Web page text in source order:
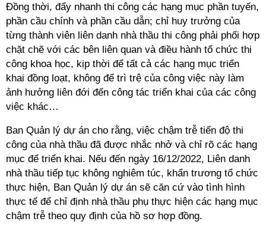
Đồng thời, đẩy nhanh thi công các hạng mục phần tuyến,
phần cầu chính và phần cầu dẫn; chỉ huy trưởng của
từng thành viên liên danh nhà thầu thi công phải phối hợp
chặt chẽ với các bên liên quan và điều hành tổ chức thi
công khoa học, kịp thời để tất cả các hạng mục triển
khai đồng loạt, không để trì trệ của công việc này làm
ảnh hưởng liên đới đến công tác triển khai của các công
việc khác…
Ban Quản lý dự án cho rằng, việc chậm trễ tiến độ thi
công của nhà thầu đã được nhắc nhở và chỉ rõ các hạng
mục để triển khai. Nếu đến ngày 16/12/2022, Liên danh
nhà thầu tiếp tục không nghiêm túc, khẩn trương tổ chức
thực hiện, Ban Quản lý dự án sẽ căn cứ vào tình hình
thực tế để chỉ định nhà thầu phụ thực hiện các hạng mục
chậm trễ theo quy định của hồ sơ hợp đồng.